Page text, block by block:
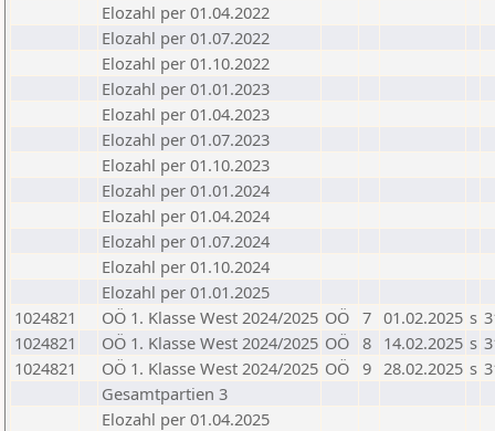
Elozahl per 01.04.2022
Elozahl per 01.07.2022
Elozahl per 01.10.2022
Elozahl per 01.01.2023
Elozahl per 01.04.2023
Elozahl per 01.07.2023
Elozahl per 01.10.2023
Elozahl per 01.01.2024
Elozahl per 01.04.2024
Elozahl per 01.07.2024
Elozahl per 01.10.2024
Elozahl per 01.01.2025
1024821
OÖ 1. Klasse West 2024/2025 OÖ 7 01.02.2025 s
1024821
OÖ 1. Klasse West 2024/2025 OÖ 8 14.02.2025 s
1024821
OÖ 1. Klasse West 2024/2025 OÖ 9 28.02.2025 s
Gesamtpartien 3
Elozahl per 01.04.2025